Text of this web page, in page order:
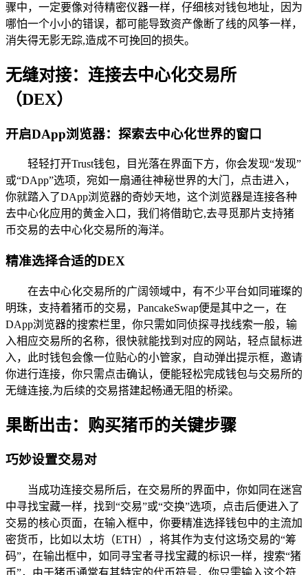
骤中，一定要像对待精密仪器一样，仔细核对钱包地址，因为
哪怕一个小小的错误，都可能导致资产像断了线的风筝一样，
消失得无影无踪,造成不可挽回的损失。
无缝对接：连接去中心化交易所
（DEX）
开启DApp浏览器：探索去中心化世界的窗口
轻轻打开Trust钱包，目光落在界面下方，你会发现“发现”
或“DApp”选项，宛如一扇通往神秘世界的大门，点击进入，
你就踏入了DApp浏览器的奇妙天地，这个浏览器是连接各种
去中心化应用的黄金入口，我们将借助它,去寻觅那片支持猪
币交易的去中心化交易所的海洋。
精准选择合适的DEX
在去中心化交易所的广阔领域中，有不少平台如同璀璨的
明珠，支持着猪币的交易，PancakeSwap便是其中之一，在
DApp浏览器的搜索栏里，你只需如同侦探寻找线索一般，输
入相应交易所的名称，很快就能找到对应的网站，轻点鼠标进
入，此时钱包会像一位贴心的小管家，自动弹出提示框，邀请
你进行连接，你只需点击确认，便能轻松完成钱包与交易所的
无缝连接,为后续的交易搭建起畅通无阻的桥梁。
果断出击：购买猪币的关键步骤
巧妙设置交易对
当成功连接交易所后，在交易所的界面中，你如同在迷宫
中寻找宝藏一样，找到“交易”或“交换”选项，点击后便进入了
交易的核心页面，在输入框中，你要精准选择钱包中的主流加
密货币，比如以太坊（ETH），将其作为支付这场交易的“筹
码”，在输出框中，如同寻宝者寻找宝藏的标识一样，搜索“猪